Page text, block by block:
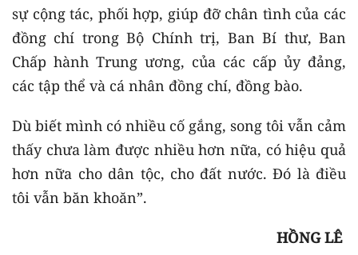
sự cộng tác, phối hợp, giúp đỡ chân tình của các
đồng chí trong Bộ Chính trị, Ban Bí thư, Ban
Chấp hành Trung ương, của các cấp ủy đảng,
các tập thể và cá nhân đồng chí, đồng bào.
Dù biết mình có nhiều cố gắng, song tôi vẫn cảm
thấy chưa làm được nhiều hơn nữa, có hiệu quả
hơn nữa cho dân tộc, cho đất nước. Đó là điều
tôi vẫn băn khoăn”.
HỒNG LÊ